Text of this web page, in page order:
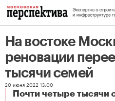
На востоке
реновации
тысячи семей
20 июня 2022 13:00
Почти четыре тысячи